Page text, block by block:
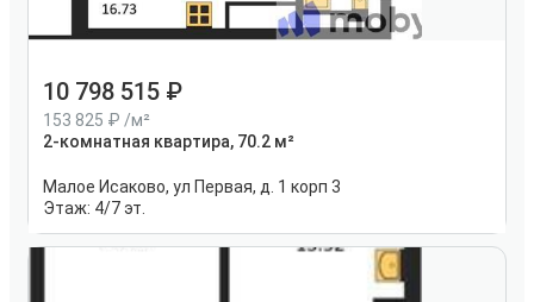
10 798 515
153 825
/м²
2-комнатная квартира, 70.2 м²
Малое Исаково, ул Первая, д. 1 корп 3
Этаж: 4/7 эт.